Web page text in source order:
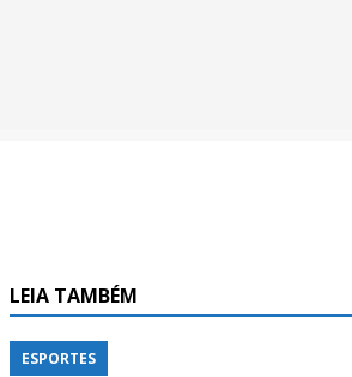
LEIA TAMBÉM
ESPORTES